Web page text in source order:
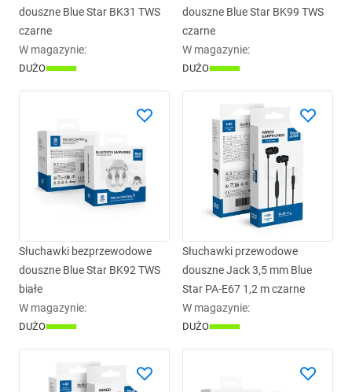
douszne Blue Star BK31 TWS
czarne
W magazynie:
DUŻO
douszne Blue Star BK99 TWS
czarne
W magazynie:
DUŻO
Słuchawki bezprzewodowe
douszne Blue Star BK92 TWS
białe
W magazynie:
DUŻO
Słuchawki przewodowe
douszne Jack 3,5 mm Blue
Star PA-E67 1,2 m czarne
W magazynie:
DUŻO